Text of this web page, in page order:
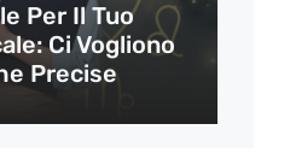
Per Il Tuo
Ci Vogliono
Precise